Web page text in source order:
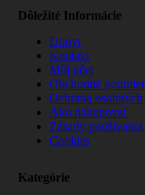
Dôležité Informácie
Dopyt
Kontakt
Môj účet
Obchodné
Ochrana
Ako nakupovať
Zásady
Cookies
Kategórie